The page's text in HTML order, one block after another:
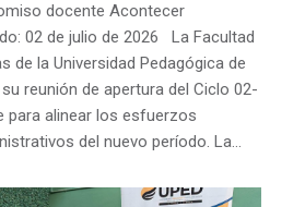
docente Acontecer
02 de julio de 2026 La Facultad
de la Universidad Pedagógica de
reunión de apertura del Ciclo 02-
para alinear los esfuerzos
del nuevo período. La…